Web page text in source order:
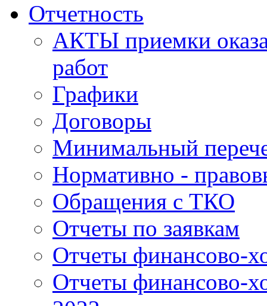
Отчетность
АКТЫ приемки
работ
Графики
Договоры
Минимальный
Нормативно -
Обращения с ТКО
Отчеты по заявкам
Отчеты финансово-
Отчеты финансово-